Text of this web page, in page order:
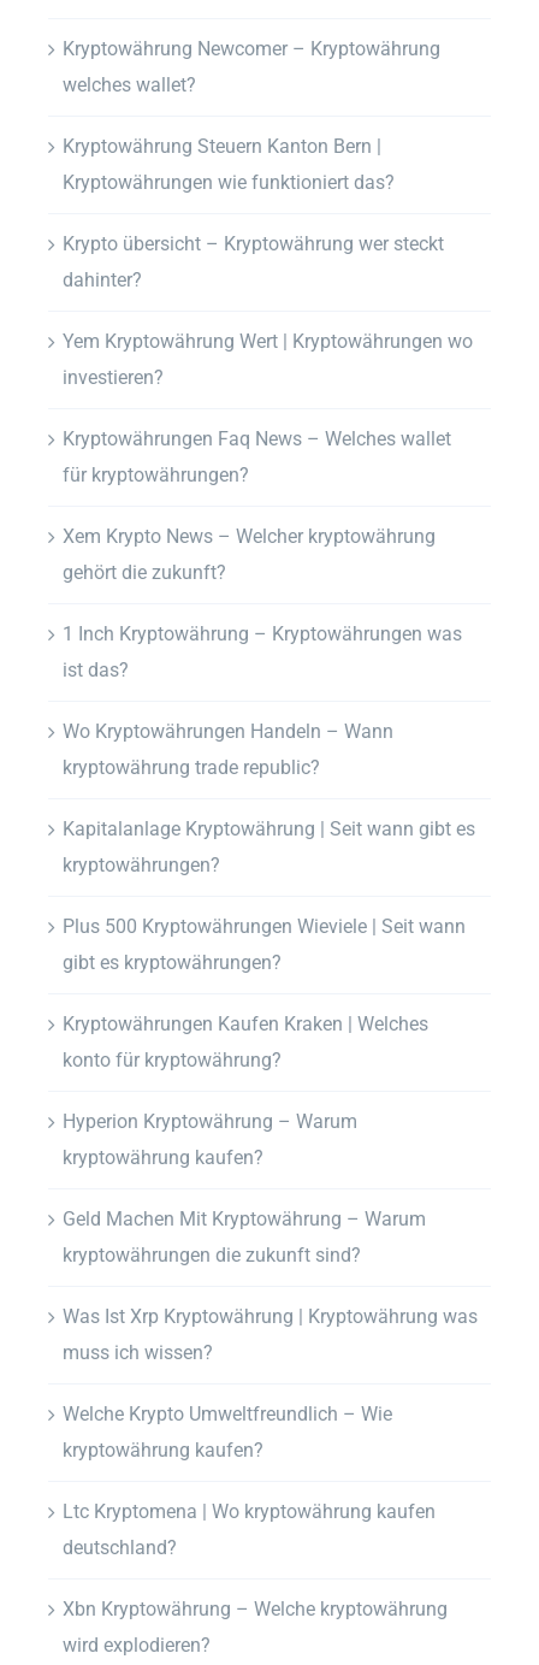
Kryptowährung Newcomer – Kryptowährung
welches wallet?
Kryptowährung Steuern Kanton Bern |
Kryptowährungen wie funktioniert das?
Krypto übersicht – Kryptowährung wer steckt
dahinter?
Yem Kryptowährung Wert | Kryptowährungen wo
investieren?
Kryptowährungen Faq News – Welches wallet
für kryptowährungen?
Xem Krypto News – Welcher kryptowährung
gehört die zukunft?
1 Inch Kryptowährung – Kryptowährungen was
ist das?
Wo Kryptowährungen Handeln – Wann
kryptowährung trade republic?
Kapitalanlage Kryptowährung | Seit wann gibt es
kryptowährungen?
Plus 500 Kryptowährungen Wieviele | Seit wann
gibt es kryptowährungen?
Kryptowährungen Kaufen Kraken | Welches
konto für kryptowährung?
Hyperion Kryptowährung – Warum
kryptowährung kaufen?
Geld Machen Mit Kryptowährung – Warum
kryptowährungen die zukunft sind?
Was Ist Xrp Kryptowährung | Kryptowährung was
muss ich wissen?
Welche Krypto Umweltfreundlich – Wie
kryptowährung kaufen?
Ltc Kryptomena | Wo kryptowährung kaufen
deutschland?
Xbn Kryptowährung – Welche kryptowährung
wird explodieren?